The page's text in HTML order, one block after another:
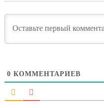
0 КОММЕНТАРИЕВ